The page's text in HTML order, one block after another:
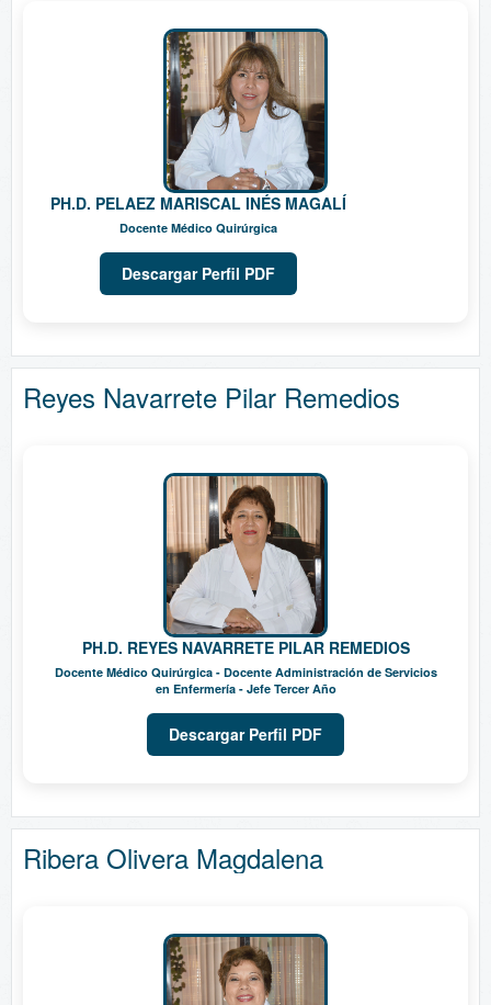
PH.D. PELAEZ MARISCAL INÉS MAGALÍ
Docente Médico Quirúrgica
Descargar Perfil PDF
Reyes Navarrete Pilar Remedios
PH.D. REYES NAVARRETE PILAR REMEDIOS
Docente Médico Quirúrgica - Docente Administración de Servicios
en Enfermería - Jefe Tercer Año
Descargar Perfil PDF
Ribera Olivera Magdalena